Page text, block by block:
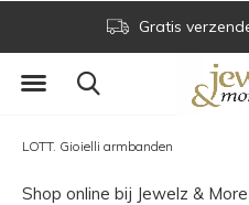
Gratis
LOTT. Gioielli armbanden
Shop online bij Jewelz &